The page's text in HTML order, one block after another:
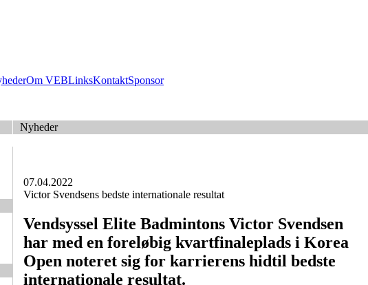
Om VEBLinksKontaktSponsor
Nyheder
07.04.2022
Victor Svendsens bedste internationale resultat
Vendsyssel Elite Badmintons Victor Svendsen
har med en foreløbig kvartfinaleplads i Korea
Open noteret sig for karrierens hidtil bedste
internationale resultat.